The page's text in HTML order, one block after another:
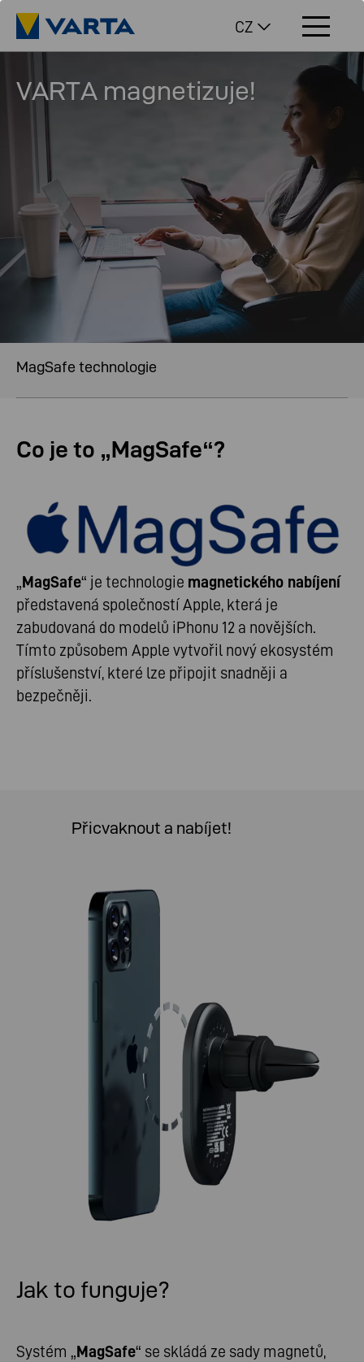
CZ
VARTA magnetizuje!
MagSafe technologie
Co je to „MagSafe“?
„MagSafe“ je technologie magnetického nabíjení
představená společností Apple, která je
zabudovaná do modelů iPhonu 12 a novějších.
Tímto způsobem Apple vytvořil nový ekosystém
příslušenství, které lze připojit snadněji a
bezpečněji.
Přicvaknout a nabíjet!
Jak to funguje?
Systém „MagSafe“ se skládá ze sady magnetů,